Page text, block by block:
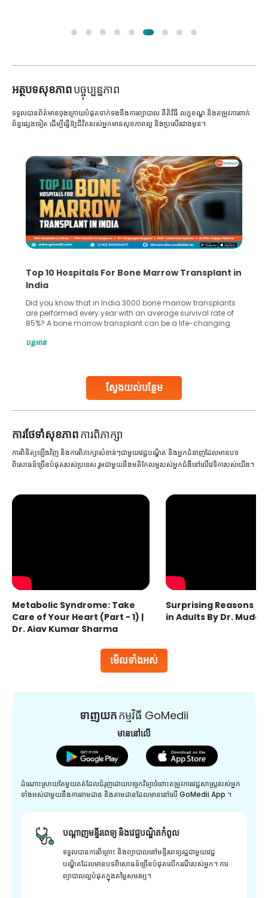
អត្ថបទសុខភាពបច្ចុប្បន្នភាព
ស្វែងយល់បន្ថែម
ទទួលបានព័ត៌មានចុងក្រោយបំផុតទាក់ទងនឹងការព្យាបាល នីតិវិធី លក្ខខណ្ឌ និងតម្រូវការពាក់
ព័ន្ធផ្សេងទៀត ដើម្បីធ្វើឱ្យជីវិតរបស់អ្នកមានសុខភាពល្អ និងប្រសើរជាងមុន។
in
transplants
rate of
changing
world’s
Recognizing Critical Symptoms of a
Did you know that the frontal lobe of your brain is
common site for tumor occurrence? The frontal
key part of your brain and is responsible for
ការ​ថែទាំ​សុខភាពការពិភាក្សា
មើលទាំងអស់
ការពិនិត្យឡើងវិញ និងការពិភាក្សាសំខាន់ៗជាមួយវេជ្ជបណ្ឌិត និងអ្នកជំនាញដែលមានបទ
ពិសោធន៍ច្រើនបំផុតរបស់ប្រទេស រួមជាមួយនឹងមតិកែលម្អរបស់អ្នកជំងឺនៅលើវេទិការបស់យើង។
Metabolic Syndrome: Take
Care of Your Heart (Part - 1) |
Dr. Ajay Kumar Sharma
Surprising Reasons
in Adults By Dr.
ទាញយកកម្មវិធី GoMedii
មាននៅលើ
ដំណោះស្រាយតែមួយគត់ដែលជំរុញដោយបច្ចេកវិទ្យាចំពោះតម្រូវការវេជ្ជសាស្រ្តរបស់អ្នក
ទាំងអស់ជាមួយនឹងការតាមដាន និងតាមដានដែលមាននៅលើ GoMedii App ។
បណ្តាញមន្ទីរពេទ្យ និងវេជ្ជបណ្ឌិតកំពូល
ទទួលបានការពិគ្រោះ និងព្យាបាលនៅមន្ទីរពេទ្យរដ្ឋជាមួយវេជ្ជ
បណ្ឌិតដែលមានបទពិសោធន៍ច្រើនបំផុតលើករណីរបស់អ្នក។ ការ
ព្យាបាលល្អបំផុតក្នុងតម្លៃសមរម្យ។